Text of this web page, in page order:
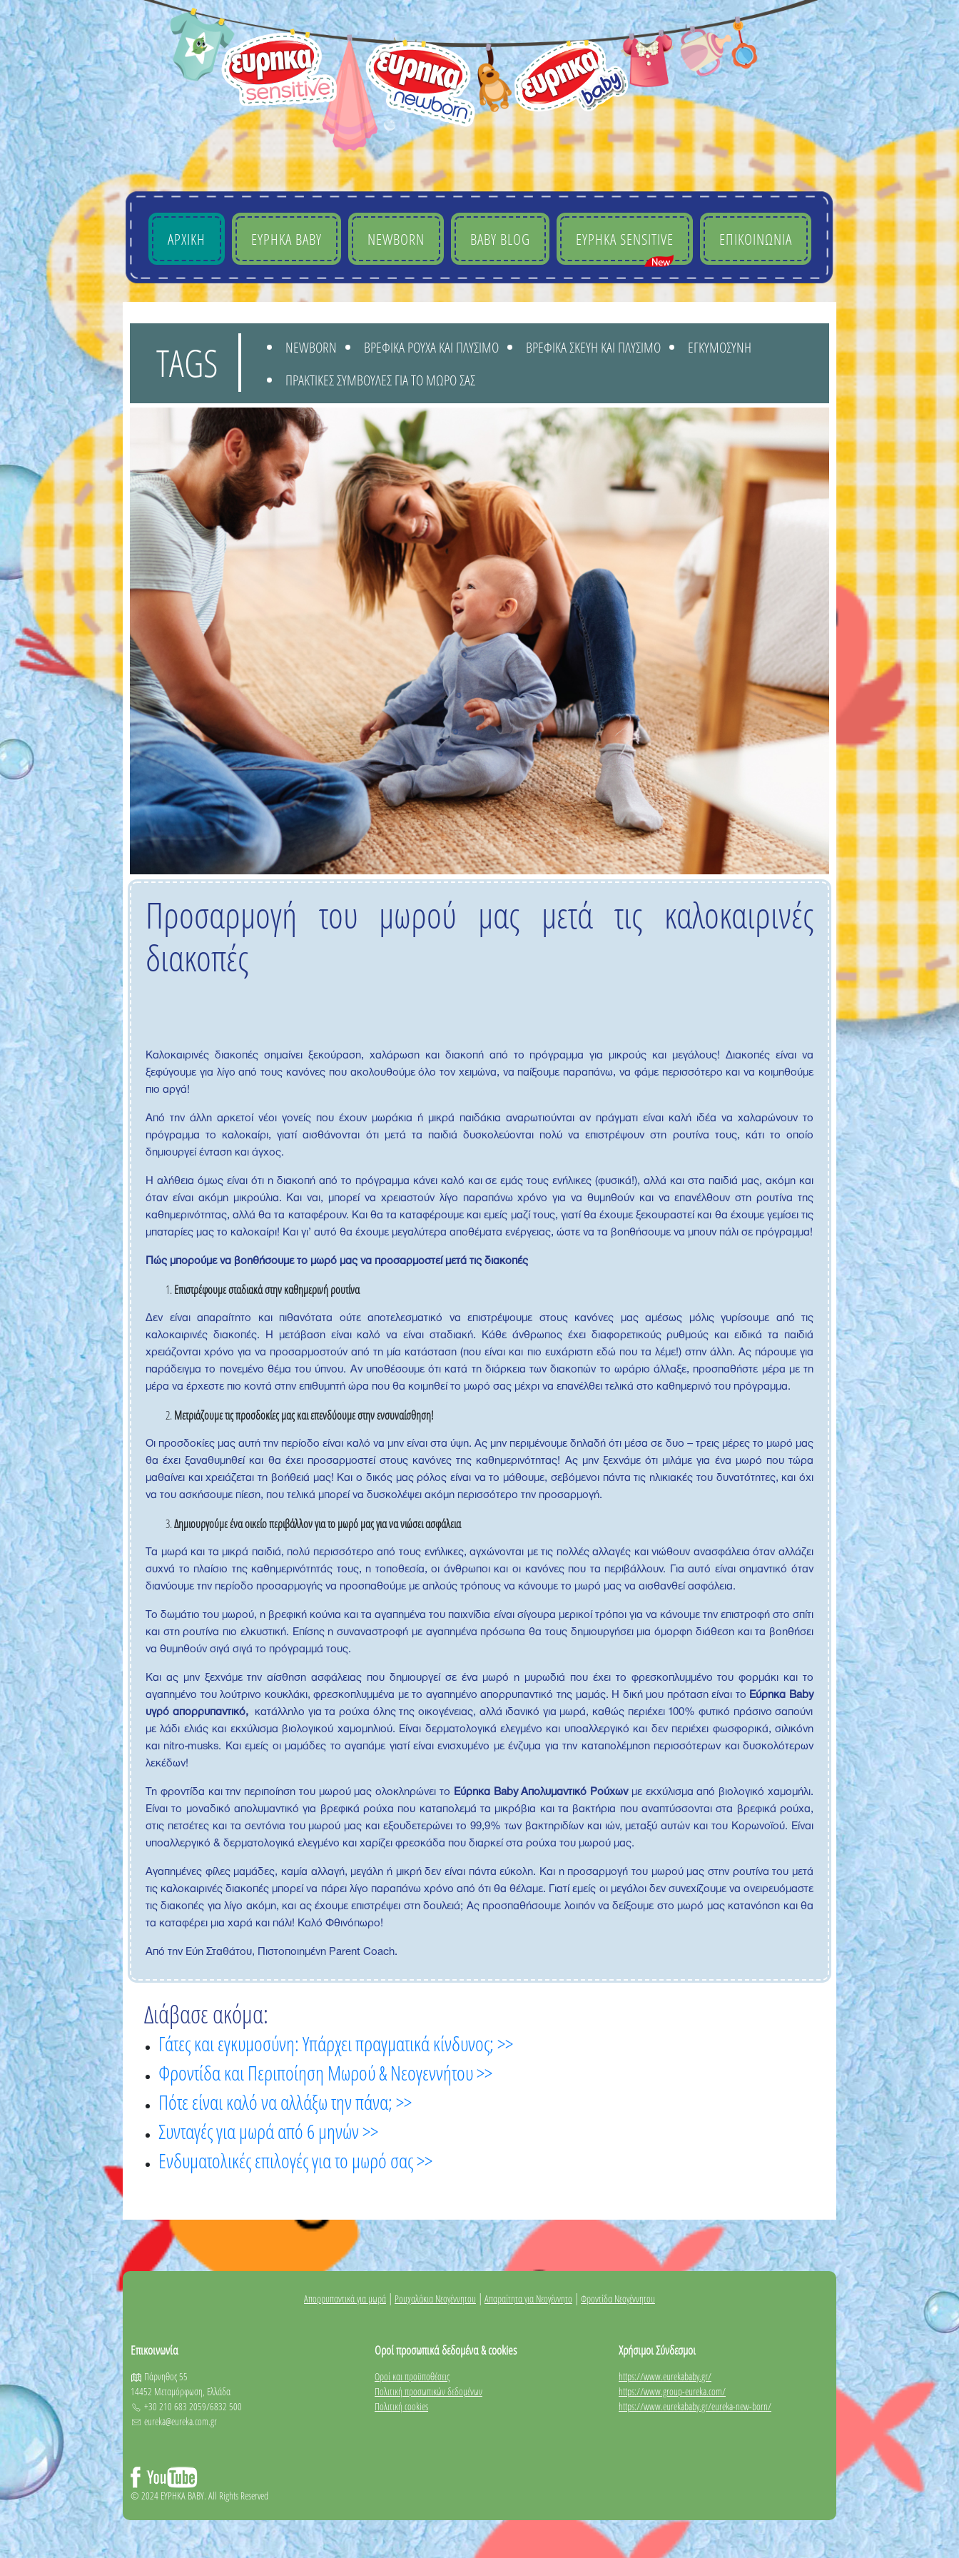
ΑΡΧΙΚΗ EYΡHKA BABY NEWBORN BABY BLOG ΕΥΡΗΚΑ SENSITIVE ΕΠΙΚΟΙΝΩΝΙΑ
TAGS NEWBORN ΒΡΕΦΙΚΑ ΡΟΥΧΑ ΚΑΙ ΠΛΥΣΙΜΟ ΒΡΕΦΙΚΑ ΣΚΕΥΗ ΚΑΙ ΠΛΥΣΙΜΟ
ΕΓΚΥΜΟΣΥΝΗ
ΠΡΑΚΤΙΚΕΣ ΣΥΜΒΟΥΛΕΣ ΓΙΑ ΤΟ ΜΩΡΟ ΣΑΣ
Προσαρμογή του μωρού μας μετά τις καλοκαιρινές
διακοπές
Καλοκαιρινές διακοπές σημαίνει ξεκούραση, χαλάρωση και διακοπή από το πρόγραμμα για μικρούς και μεγάλους! Διακοπές είναι να
ξεφύγουμε για λίγο από τους κανόνες που ακολουθούμε όλο τον χειμώνα, να παίξουμε παραπάνω, να φάμε περισσότερο και να κοιμηθούμε
πιο αργά!
Από την άλλη αρκετοί νέοι γονείς που έχουν μωράκια ή μικρά παιδάκια αναρωτιούνται αν πράγματι είναι καλή ιδέα να χαλαρώνουν το
πρόγραμμα το καλοκαίρι, γιατί αισθάνονται ότι μετά τα παιδιά δυσκολεύονται πολύ να επιστρέψουν στη ρουτίνα τους, κάτι το οποίο
δημιουργεί ένταση και άγχος.
Η αλήθεια όμως είναι ότι η διακοπή από το πρόγραμμα κάνει καλό και σε εμάς τους ενήλικες (φυσικά!), αλλά και στα παιδιά μας, ακόμη και
όταν είναι ακόμη μικρούλια. Και ναι, μπορεί να χρειαστούν λίγο παραπάνω χρόνο για να θυμηθούν και να επανέλθουν στη ρουτίνα της
καθημερινότητας, αλλά θα τα καταφέρουν. Και θα τα καταφέρουμε και εμείς μαζί τους, γιατί θα έχουμε ξεκουραστεί και θα έχουμε γεμίσει τις
μπαταρίες μας το καλοκαίρι! Και γι’ αυτό θα έχουμε μεγαλύτερα αποθέματα ενέργειας, ώστε να τα βοηθήσουμε να μπουν πάλι σε πρόγραμμα!
Πώς μπορούμε να βοηθήσουμε το μωρό μας να προσαρμοστεί μετά τις διακοπές
Επιστρέφουμε σταδιακά στην καθημερινή ρουτίνα
Δεν είναι απαραίτητο και πιθανότατα ούτε αποτελεσματικό να επιστρέψουμε στους κανόνες μας αμέσως μόλις γυρίσουμε από τις
καλοκαιρινές διακοπές. Η μετάβαση είναι καλό να είναι σταδιακή. Κάθε άνθρωπος έχει διαφορετικούς ρυθμούς και ειδικά τα παιδιά
χρειάζονται χρόνο για να προσαρμοστούν από τη μία κατάσταση (που είναι και πιο ευχάριστη εδώ που τα λέμε!) στην άλλη. Ας πάρουμε για
παράδειγμα το πονεμένο θέμα του ύπνου. Αν υποθέσουμε ότι κατά τη διάρκεια των διακοπών το ωράριο άλλαξε, προσπαθήστε μέρα με τη
μέρα να έρχεστε πιο κοντά στην επιθυμητή ώρα που θα κοιμηθεί το μωρό σας μέχρι να επανέλθει τελικά στο καθημερινό του πρόγραμμα.
Μετριάζουμε τις προσδοκίες μας και επενδύουμε στην ενσυναίσθηση!
Οι προσδοκίες μας αυτή την περίοδο είναι καλό να μην είναι στα ύψη. Ας μην περιμένουμε δηλαδή ότι μέσα σε δυο – τρεις μέρες το μωρό μας
θα έχει ξαναθυμηθεί και θα έχει προσαρμοστεί στους κανόνες της καθημερινότητας! Ας μην ξεχνάμε ότι μιλάμε για ένα μωρό που τώρα
μαθαίνει και χρειάζεται τη βοήθειά μας! Και ο δικός μας ρόλος είναι να το μάθουμε, σεβόμενοι πάντα τις ηλικιακές του δυνατότητες, και όχι
να του ασκήσουμε πίεση, που τελικά μπορεί να δυσκολέψει ακόμη περισσότερο την προσαρμογή.
Δημιουργούμε ένα οικείο περιβάλλον για το μωρό μας για να νιώσει ασφάλεια
Τα μωρά και τα μικρά παιδιά, πολύ περισσότερο από τους ενήλικες, αγχώνονται με τις πολλές αλλαγές και νιώθουν ανασφάλεια όταν αλλάζει
συχνά το πλαίσιο της καθημερινότητάς τους, η τοποθεσία, οι άνθρωποι και οι κανόνες που τα περιβάλλουν. Για αυτό είναι σημαντικό όταν
διανύουμε την περίοδο προσαρμογής να προσπαθούμε με απλούς τρόπους να κάνουμε το μωρό μας να αισθανθεί ασφάλεια.
Το δωμάτιο του μωρού, η βρεφική κούνια και τα αγαπημένα του παιχνίδια είναι σίγουρα μερικοί τρόποι για να κάνουμε την επιστροφή στο σπίτι
και στη ρουτίνα πιο ελκυστική. Επίσης η συναναστροφή με αγαπημένα πρόσωπα θα τους δημιουργήσει μια όμορφη διάθεση και τα βοηθήσει
να θυμηθούν σιγά σιγά το πρόγραμμά τους.
Και ας μην ξεχνάμε την αίσθηση ασφάλειας που δημιουργεί σε ένα μωρό η μυρωδιά που έχει το φρεσκοπλυμμένο του φορμάκι και το
αγαπημένο του λούτρινο κουκλάκι, φρεσκοπλυμμένα με το αγαπημένο απορρυπαντικό της μαμάς. Η δική μου πρόταση είναι το Εύρηκα Baby
υγρό απορρυπαντικό,
κατάλληλο για τα ρούχα όλης της οικογένειας, αλλά ιδανικό για μωρά, καθώς περιέχει 100% φυτικό πράσινο σαπούνι
με λάδι ελιάς και εκχύλισμα βιολογικού χαμομηλιού. Είναι δερματολογικά ελεγμένο και υποαλλεργικό και δεν περιέχει φωσφορικά, σιλικόνη
και nitro-musks. Και εμείς οι μαμάδες το αγαπάμε γιατί είναι ενισχυμένο με ένζυμα για την καταπολέμηση περισσότερων και δυσκολότερων
λεκέδων!
Τη φροντίδα και την περιποίηση του μωρού μας ολοκληρώνει το Εύρηκα BabyΑπολυμαντικό Ρούχων με εκχύλισμα από βιολογικό χαμομήλι.
Είναι το μοναδικό απολυμαντικό για βρεφικά ρούχα που καταπολεμά τα μικρόβια και τα βακτήρια που αναπτύσσονται στα βρεφικά ρούχα,
στις πετσέτες και τα σεντόνια του μωρού μας και εξουδετερώνει το 99,9% των βακτηριδίων και ιών, μεταξύ αυτών και του Κορωνοϊού. Είναι
υποαλλεργικό & δερματολογικά ελεγμένο και χαρίζει φρεσκάδα που διαρκεί στα ρούχα του μωρού μας.
Αγαπημένες φίλες μαμάδες, καμία αλλαγή, μεγάλη ή μικρή δεν είναι πάντα εύκολη. Και η προσαρμογή του μωρού μας στην ρουτίνα του μετά
τις καλοκαιρινές διακοπές μπορεί να πάρει λίγο παραπάνω χρόνο από ότι θα θέλαμε. Γιατί εμείς οι μεγάλοι δεν συνεχίζουμε να ονειρευόμαστε
τις διακοπές για λίγο ακόμη, και ας έχουμε επιστρέψει στη δουλειά; Ας προσπαθήσουμε λοιπόν να δείξουμε στο μωρό μας κατανόηση και θα
τα καταφέρει μια χαρά και πάλι! Καλό Φθινόπωρο!
Από την Εύη Σταθάτου, Πιστοποιημένη Parent Coach.
Διάβασε ακόμα:
Γάτες και εγκυμοσύνη: Υπάρχει πραγματικά κίνδυνος; >>
Φροντίδα και Περιποίηση Μωρού & Νεογεννήτου >>
Πότε είναι καλό να αλλάξω την πάνα; >>
Συνταγές για μωρά από 6 μηνών >>
Ενδυματολικές επιλογές για το μωρό σας >>
Απορρυπαντικά για μωρά | Ρουχαλάκια Νεογέννητου | Απαραίτητα για Νεογέννητο | Φροντίδα Νεογέννητου
Επικοινωνία
Πάρνηθος 55
14452 Μεταμόρφωση, Ελλάδα
+30 210 683 2059/6832 500
eureka@eureka.com.gr
Οροί προσωπικά δεδομένα & cookies
Οροί και προϋποθέσεις
Πολιτική προσωπικών δεδομένων
Πολιτική cookies
Χρήσιμοι Σύνδεσμοι
https://www.eurekababy.gr/
https://www.group-eureka.com/
https://www.eurekababy.gr/eureka-new-born/
© 2024 EYΡΗΚΑ BABY. All Rights Reserved